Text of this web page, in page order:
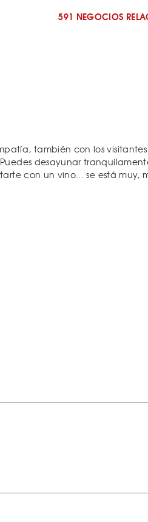
591 NEGOCIOS
también con los
Puedes desayunar
con un vino... se está